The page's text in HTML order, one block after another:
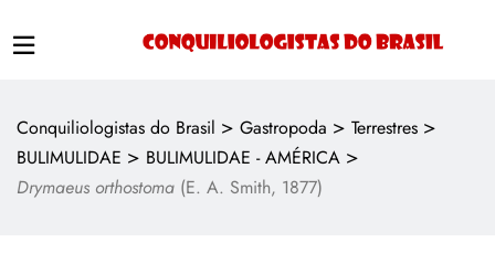
Conquiliologistas do Brasil > Gastropoda > Terrestres >
BULIMULIDAE > BULIMULIDAE - AMÉRICA >
Drymaeus orthostoma (E. A. Smith, 1877)